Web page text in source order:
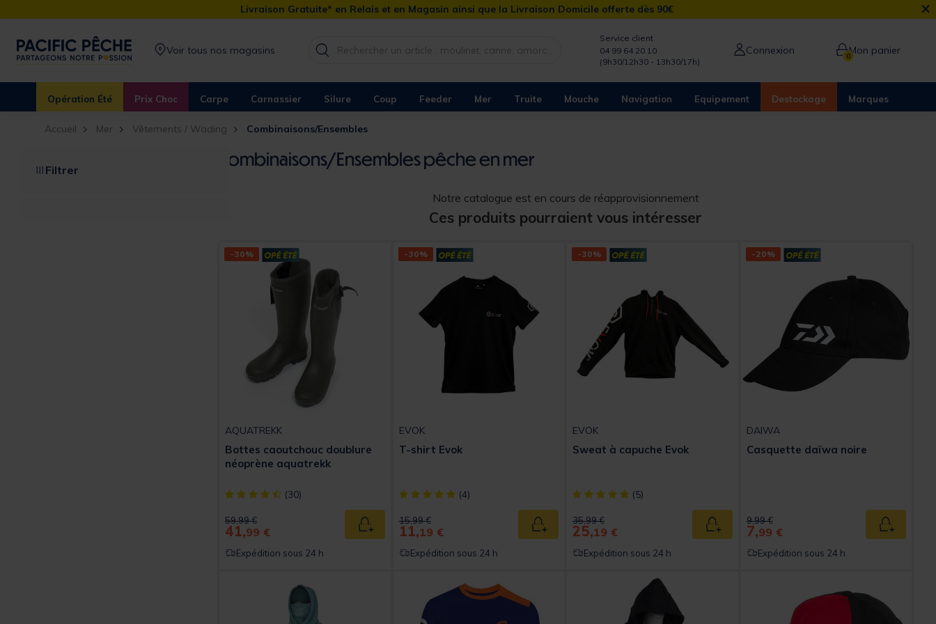
Livraison Gratuite* en Relais et en Magasin ainsi que la Livraison Domicile offerte dès 90€ ×
Voir tous nos magasins
Service client
04 99 64 20 10
(9h30/12h30 - 13h30/17h)
Connexion 0Mon panier
Opération Été Prix Choc Carpe Carnassier Silure Coup Feeder Mer Truite Mouche Navigation Equipement Destockage Marques
Accueil Mer Vêtements / Wading Combinaisons/Ensembles
Filtrer
Combinaisons/Ensembles pêche en mer
Notre catalogue est en cours de réapprovisionnement
Ces produits pourraient vous intéresser
-30%
AQUATREKK
Bottes caoutchouc doublure
néoprène aquatrekk
[object Object] out of 5 Customer Rating
(30)
Price reduced from
59,99 €to
41,99 € Ajouter au panier
Expédition sous 24 h
-30%
EVOK
T-shirt Evok
[object Object] out of 5 Customer Rating
(4)
Price reduced from
15,99 €to
11,19 € Ajouter au panier
Expédition sous 24 h
-30%
EVOK
Sweat à capuche Evok
[object Object] out of 5 Customer Rating
(5)
Price reduced from
35,99 €to
25,19 € Ajouter au panier
Expédition sous 24 h
-20%
DAIWA
Casquette daïwa noire
Price reduced from
9,99 €to
7,99 € Ajouter
Expédition sous 24 h